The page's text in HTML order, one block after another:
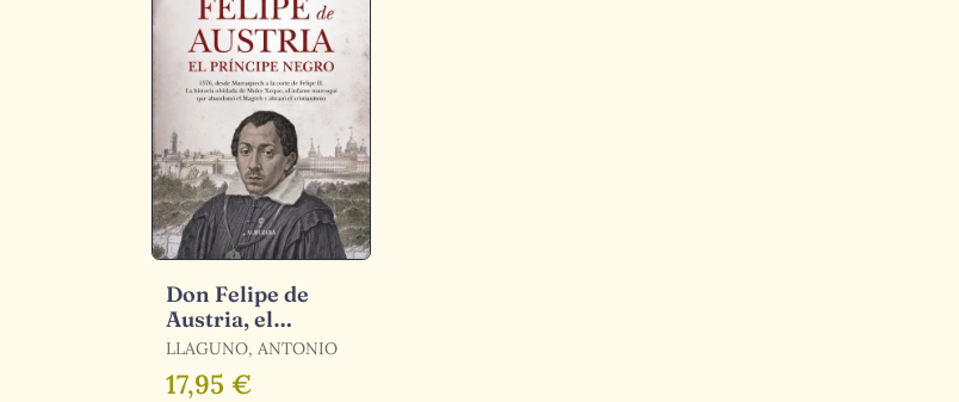
Don Felipe de
Austria, el
Príncipe Negro
LLAGUNO, ANTONIO
17,95 €